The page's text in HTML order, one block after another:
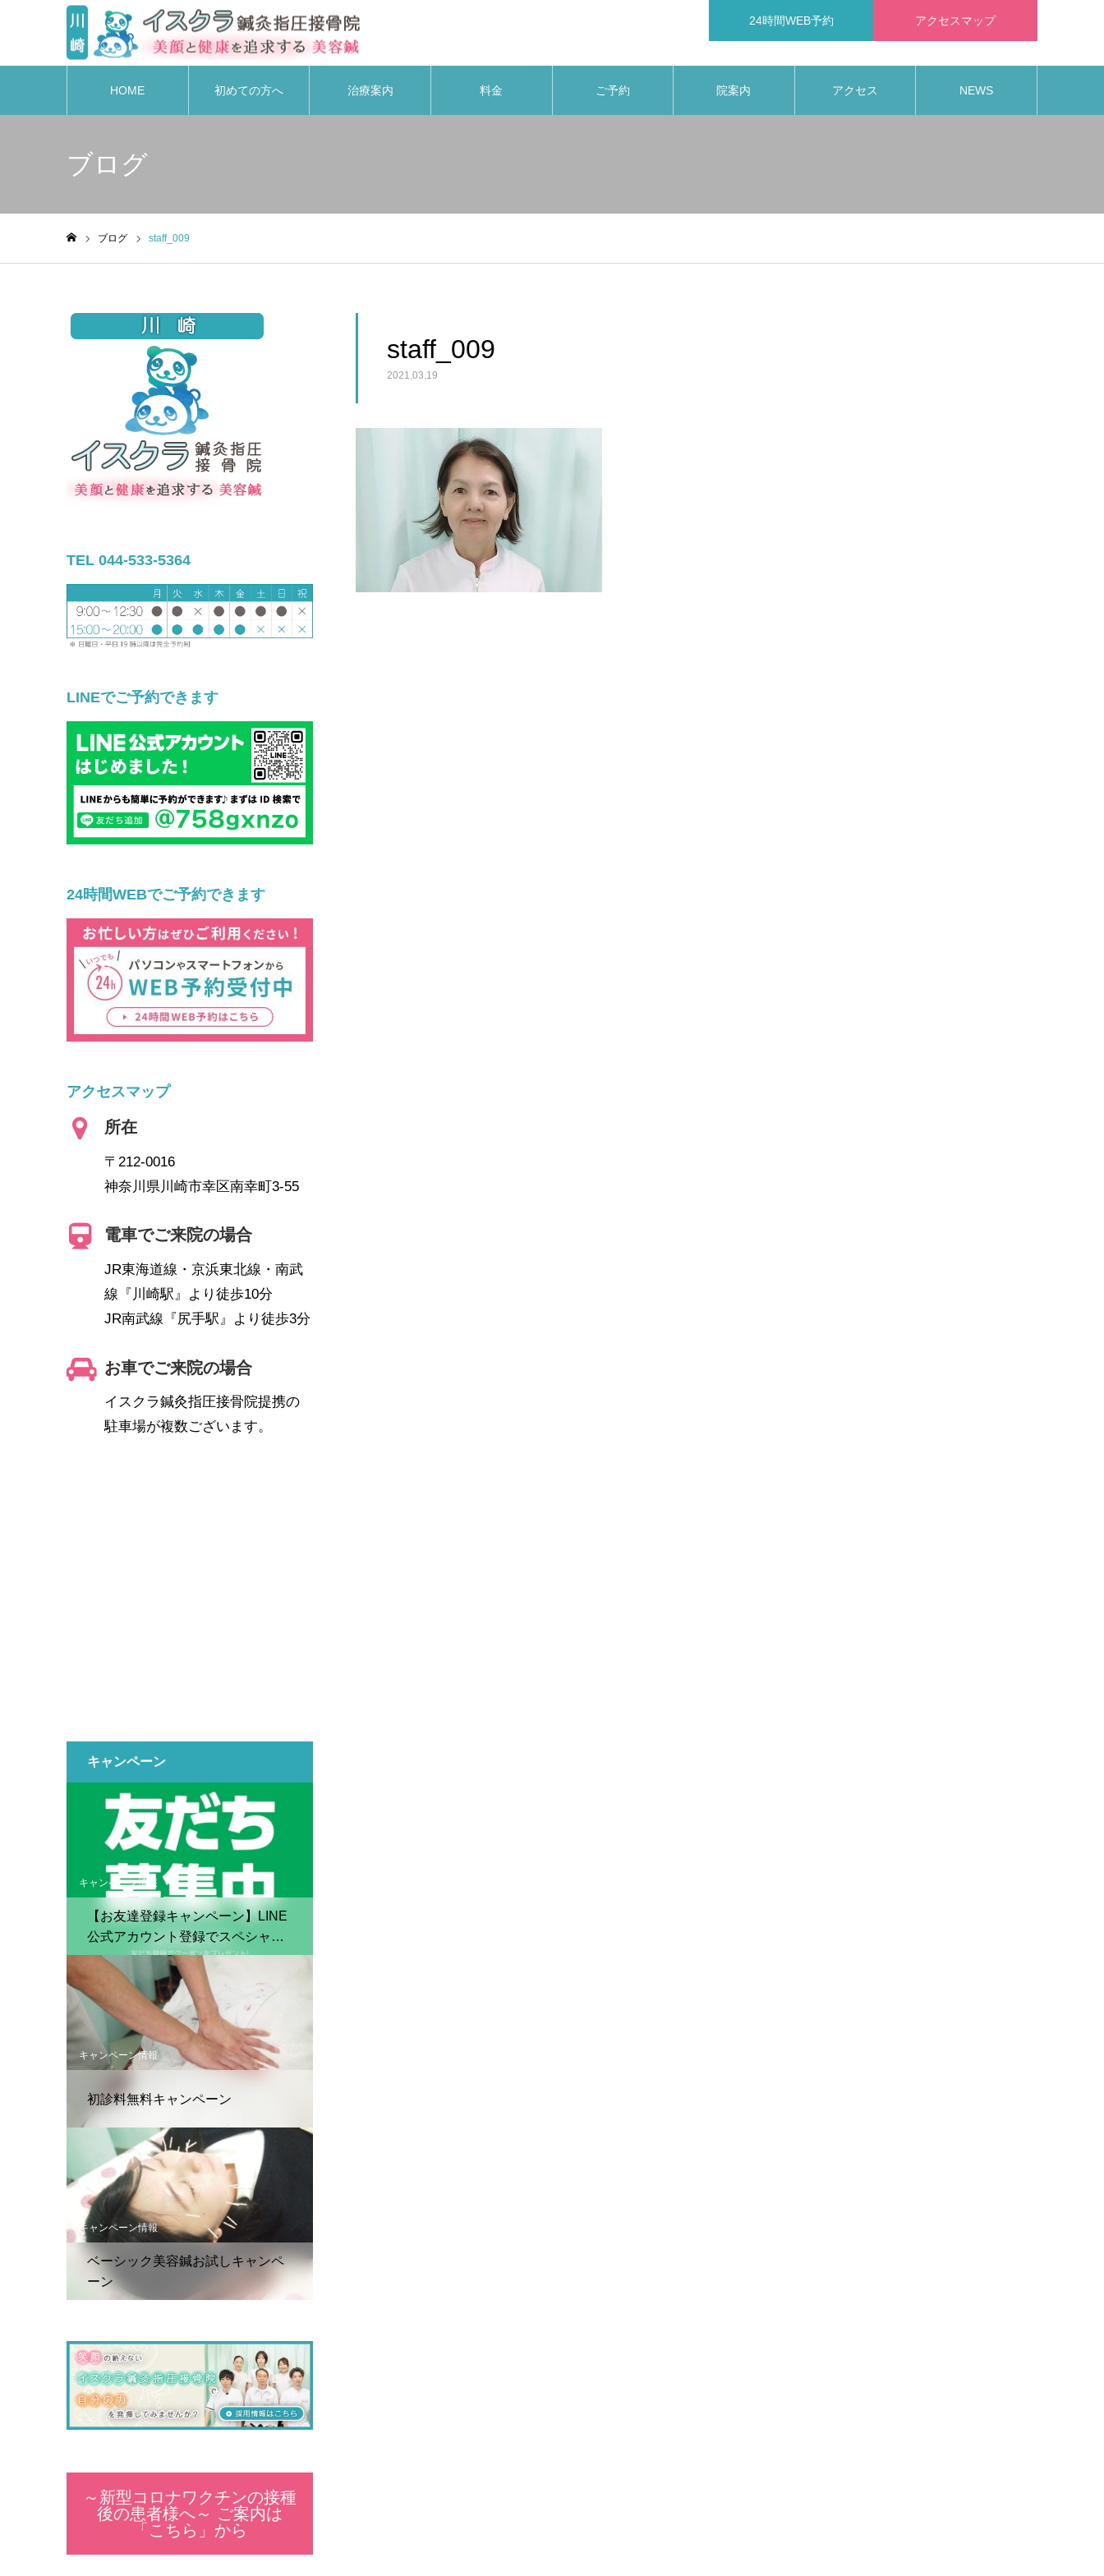
24時間WEB予約 アクセスマップ
HOME 初めての方へ 治療案内 料金 ご予約 院案内 アクセス NEWS
ブログ
ブログ staff_009
staff_009
2021.03.19
TEL 044-533-5364
LINEでご予約できます
24時間WEBでご予約できます
アクセスマップ
所在
〒212-0016
神奈川県川崎市幸区南幸町3-55
電車でご来院の場合
JR東海道線・京浜東北線・南武
線『川崎駅』より徒歩10分
JR南武線『尻手駅』より徒歩3分
お車でご来院の場合
イスクラ鍼灸指圧接骨院提携の
駐車場が複数ございます。
キャンペーン
キャンペーン情報
【お友達登録キャンペーン】LINE
公式アカウント登録でスペシャル
クーポン配布中！
キャンペーン情報
初診料無料キャンペーン
キャンペーン情報
ベーシック美容鍼お試しキャンペ
ーン
～新型コロナワクチンの接種
後の患者様へ～ ご案内は
「こちら」から